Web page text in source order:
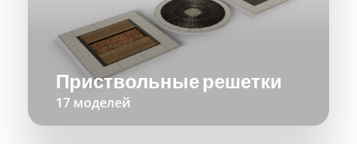
Приствольные решетки
17 моделей